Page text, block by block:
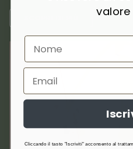
valore
Cliccando il tasto "Iscriviti" acconsento al